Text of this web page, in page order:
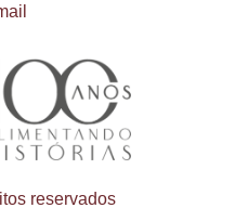
reservados